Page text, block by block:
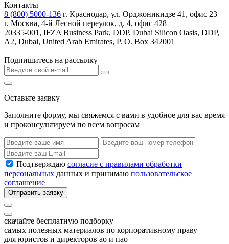
Контакты
8 (800) 5000-136 г. Краснодар, ул. Орджоникидзе 41, офис 23
г. Москва, 4-й Лесной переулок, д. 4, офис 428
20335-001, IFZA Business Park, DDP, Dubai Silicon Oasis, DDP,
A2, Dubai, United Arab Emirates, P. O. Box 342001
Подпишитесь на рассылку
Оставьте заявку
Заполните форму, мы свяжемся с вами в удобное для вас время
и проконсультируем по всем вопросам
Подтверждаю согласие с правилами обработки
персональных данных и принимаю пользовательское
соглашение
Отправить заявку
скачайте бесплатную подборку
самых полезных материалов по корпоративному праву
для юристов и директоров ао и пао